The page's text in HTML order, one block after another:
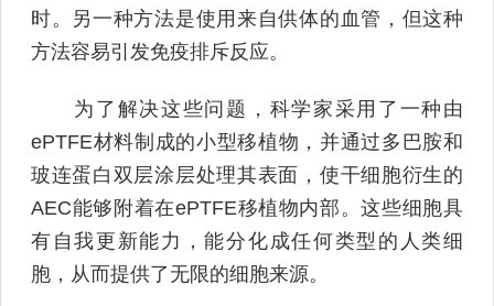
时。另一种方法是使用来自供体的血管，但这种
方法容易引发免疫排斥反应。
为了解决这些问题，科学家采用了一种由
ePTFE材料制成的小型移植物，并通过多巴胺和
玻连蛋白双层涂层处理其表面，使干细胞衍生的
AEC能够附着在ePTFE移植物内部。这些细胞具
有自我更新能力，能分化成任何类型的人类细
胞，从而提供了无限的细胞来源。